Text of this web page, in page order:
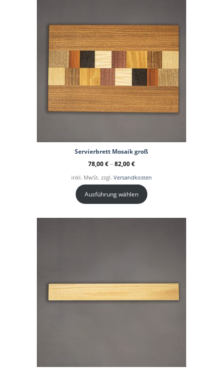
Servierbrett Mosaik groß
78,00€–82,00€
inkl. MwSt. zzgl. Versandkosten
Ausführung wählen